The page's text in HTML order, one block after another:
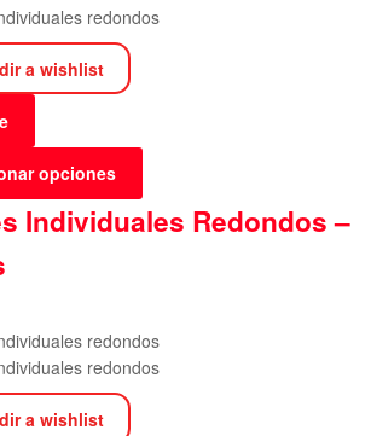
a wishlist
opciones
Individuales Redondos –
a wishlist